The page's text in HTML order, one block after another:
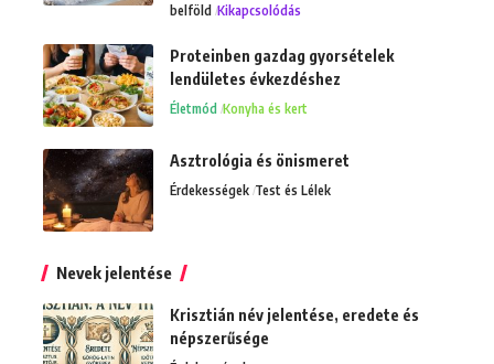
belföld Kikapcsolódás
Proteinben gazdag gyorsételek
lendületes évkezdéshez
Életmód Konyha és kert
Asztrológia és önismeret
Érdekességek Test és Lélek
Nevek jelentése
Krisztián név jelentése, eredete és
népszerűsége